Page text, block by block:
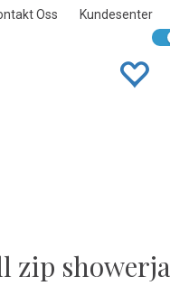
Oss Kundesenter
zip